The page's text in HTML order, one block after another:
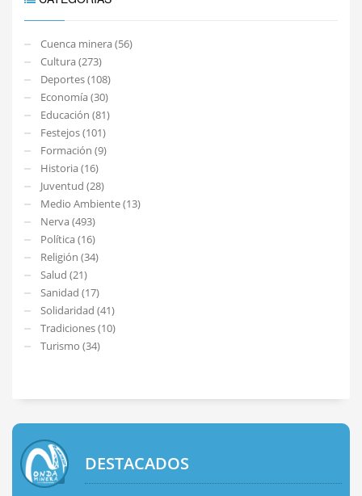
Cuenca minera (56)
Cultura (273)
Deportes (108)
Economía (30)
Educación (81)
Festejos (101)
Formación (9)
Historia (16)
Juventud (28)
Medio Ambiente (13)
Nerva (493)
Política (16)
Religión (34)
Salud (21)
Sanidad (17)
Solidaridad (41)
Tradiciones (10)
Turismo (34)
DESTACADOS